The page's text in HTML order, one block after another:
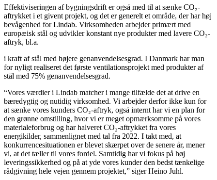
Effektiviseringen af bygningsdrift er også med til at sænke CO₂-
aftrykket i et givent projekt, og det er generelt et område, der har høj
bevågenhed for Lindab. Virksomheden arbejder primært med
europæisk stål og udvikler konstant nye produkter med lavere CO₂-
aftryk, bl.a.
i kraft af stål med højere genanvendelsesgrad. I Danmark har man
for nyligt realiseret det første ventilationsprojekt med produkter af
stål med 75% genanvendelsesgrad.
“Vores værdier i Lindab matcher i mange tilfælde det at drive en
bæredygtig og nutidig virksomhed. Vi arbejder derfor ikke kun for
at sænke vores kunders CO₂-aftryk, også internt har vi en plan for
den grønne omstilling, hvor vi er meget opmærksomme på vores
materialeforbrug og har halveret CO₂-aftrykket fra vores
energikilder, sammenlignet med tal fra 2022. I takt med, at
konkurrencesituationen er blevet skærpet over de senere år, mener
vi, at det tæller til vores fordel. Samtidig har vi fokus på høj
leveringssikkerhed og på at yde vores kunder den bedst tænkelige
rådgivning hele vejen gennem projektet,” siger Heino Juhl.